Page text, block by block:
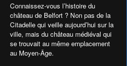
Connaissez-vous l’histoire du
château de Belfort ? Non pas de la
Citadelle qui veille aujourd’hui sur la
ville, mais du château médiéval qui
se trouvait au même emplacement
au Moyen-Âge.